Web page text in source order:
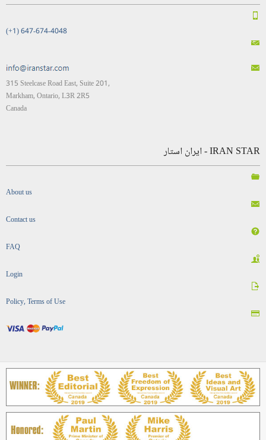
(+1) 647-674-4048
315 Steelcase Road East, Suite 201,
Markham, Ontario, L3R 2R5
Canada
IRAN STAR - ایران استار
About us
Contact us
FAQ
Login
Policy, Terms of Use